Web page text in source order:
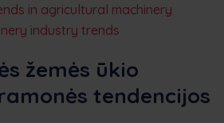
in agricultural machinery
industry trends
žemės ūkio
tendencijos